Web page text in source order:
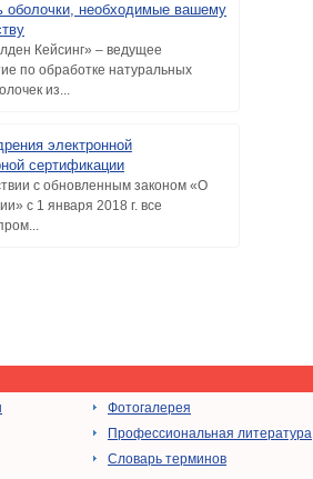
оболочки, необходимые вашему
Кейсинг» – ведущее
по обработке натуральных
из...
электронной
сертификации
с обновленным законом «О
с 1 января 2018 г. все
Фотогалерея
Профессиональная литература
Словарь терминов